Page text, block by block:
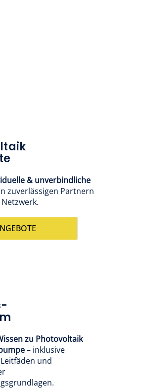
& unverbindliche
zuverlässigen Partnern
zu Photovoltaik
– inklusive
und